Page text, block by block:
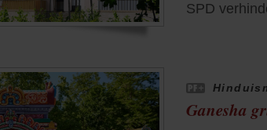
SPD
Ganesha